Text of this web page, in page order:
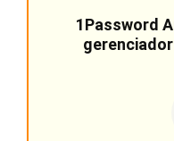
1Password